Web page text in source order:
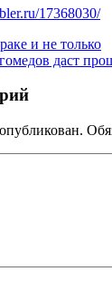
17368030/
и не только
даст